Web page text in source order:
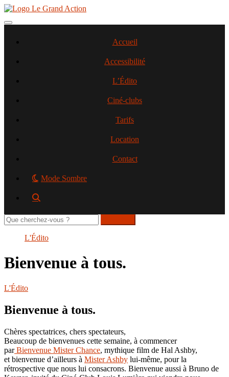
Aller
contenu
Toggle navigation
Accueil
Accessibilité
L’Édito
Ciné-clubs
Tarifs
Location
Contact
Mode Sombre
Rechercher
sur
L'Édito
Bienvenue à tous.
L'Édito
Bienvenue à tous.
Chères spectatrices, chers spectateurs,
Beaucoup de bienvenues cette semaine, à commencer
parBienvenue Mister Chance, mythique film de Hal Ashby,
et bienvenue d’ailleurs à Mister Ashby lui-même, pour la
rétrospective que nous lui consacrons. Bienvenue aussi à Bruno de